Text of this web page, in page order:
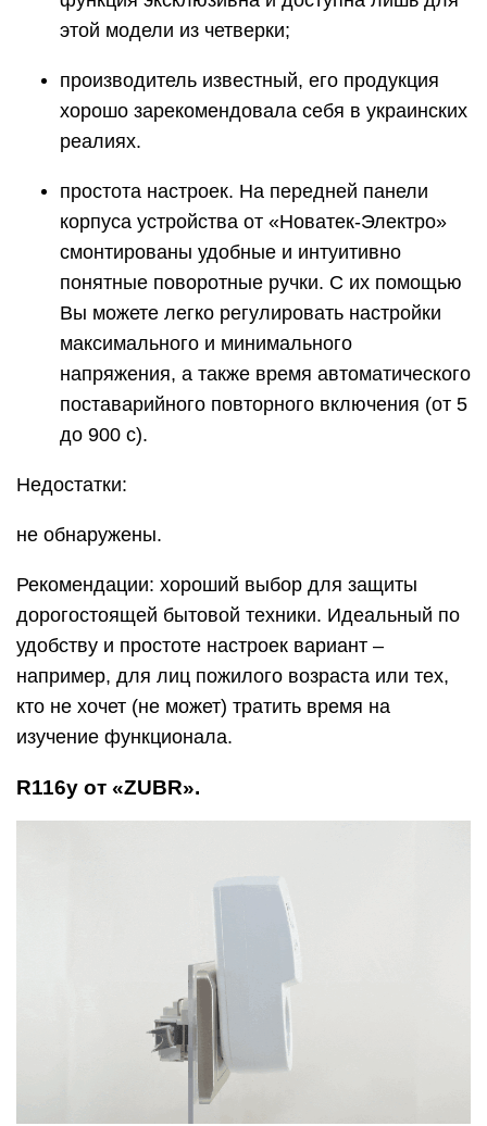
этой модели из четверки;
производитель известный, его продукция
хорошо зарекомендовала себя в украинских
реалиях.
простота настроек. На передней панели
корпуса устройства от «Новатек-Электро»
смонтированы удобные и интуитивно
понятные поворотные ручки. С их помощью
Вы можете легко регулировать настройки
максимального и минимального
напряжения, а также время автоматического
поставарийного повторного включения (от 5
до 900 с).
Недостатки:
не обнаружены.
Рекомендации: хороший выбор для защиты
дорогостоящей бытовой техники. Идеальный по
удобству и простоте настроек вариант –
например, для лиц пожилого возраста или тех,
кто не хочет (не может) тратить время на
изучение функционала.
R116y от «ZUBR».